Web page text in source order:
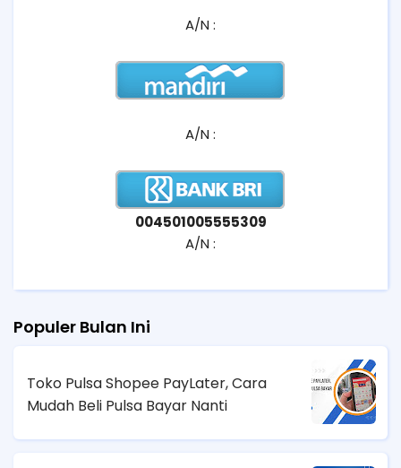
A/N :
A/N :
004501005555309
A/N :
Populer Bulan Ini
Toko Pulsa Shopee PayLater, Cara
Mudah Beli Pulsa Bayar Nanti